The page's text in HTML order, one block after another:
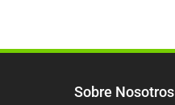
Sobre Nosotros